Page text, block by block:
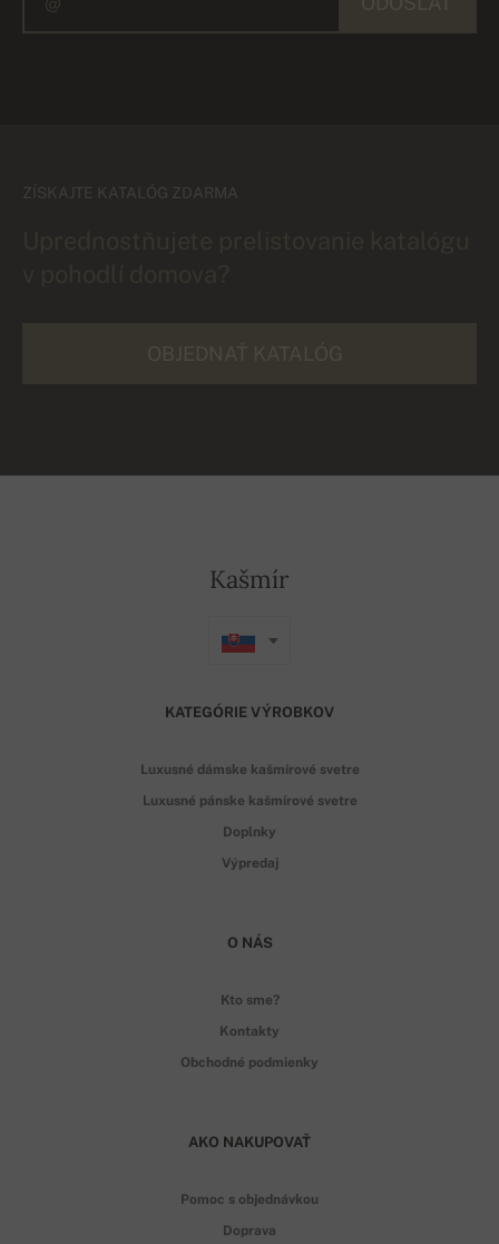
ZÍSKAJTE KATALÓG ZDARMA
Kašmír
KATEGÓRIE VÝROBKOV
Luxusné dámske kašmírové svetre
Luxusné pánske kašmírové svetre
Doplnky
Výpredaj
O NÁS
Kto sme?
Kontakty
Obchodné podmienky
AKO NAKUPOVAŤ
Pomoc s objednávkou
Doprava